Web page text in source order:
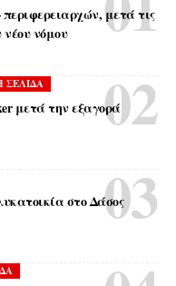
μετά τις
νέου νόμου
ΣΕΛΙΔΑ
μετά την εξαγορά
στο Δάσος